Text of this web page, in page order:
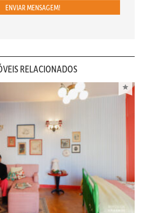
ENVIAR MENSAGEM!
RELACIONADOS